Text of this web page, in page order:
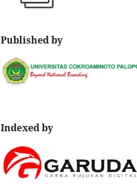
Published by
Indexed by